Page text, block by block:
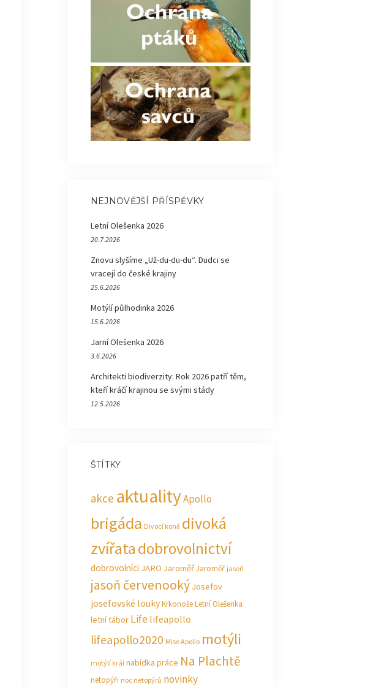
NEJNOVĚJŠÍ PŘÍSPĚVKY
Letní Olešenka 2026
20.7.2026
Znovu slyšíme „Už-du-du-du“. Dudci se
vracejí do české krajiny
25.6.2026
Motýlí půlhodinka 2026
15.6.2026
Jarní Olešenka 2026
3.6.2026
Architekti biodiverzity: Rok 2026 patří těm,
kteří kráčí krajinou se svými stády
12.5.2026
ŠTÍTKY
akce aktualityApollo
brigáda Divocí koně divoká
zvířatadobrovolnictví
dobrovolníci JARO JaroměřJaroměř jasoň
jasoň červenooký Josefov
josefovské loukyKrkonošeLetní Olešenka
letní tábor Life lifeapollo
lifeapollo2020 Mise Apollo motýli
motýlí král nabídka práce Na Plachtě
netopýři noc netopýrů novinky